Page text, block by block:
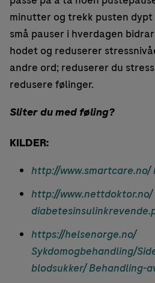
minutter og trekk pusten dypt
små pauser i hverdagen
hodet og reduserer
andre ord; reduserer du
redusere følinger.
Sliter du med føling?
KILDER:
http://
http://
https://helsenorge.no/
Sykdomogbehandling/
blodsukker/ Behandling-